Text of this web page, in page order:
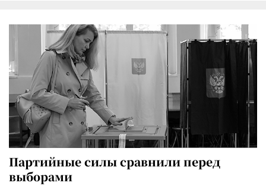
Партийные силы сравнили перед
выборами